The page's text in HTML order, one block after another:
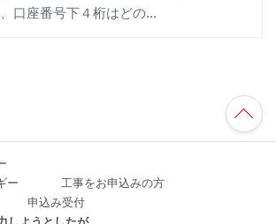
口座番号下４桁はどの...
TO
P
へ
ー
工事をお申込みの方
申込み受付